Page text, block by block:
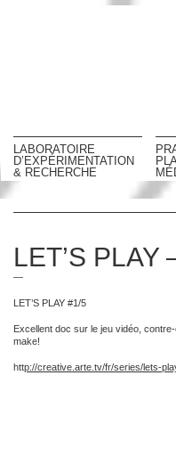
LABORATOIRE
D’EXPÉRIMENTATION
& RECHERCHE
LET’S PLAY
—
LET’S PLAY #1/5
Excellent doc sur le jeu vidéo,
make!
http://creative.arte.tv/fr/series/lets-